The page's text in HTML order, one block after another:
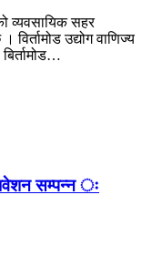
व्यवसायिक सहर
विर्तामोड उद्योग वाणिज्य
सम्पन्न ः